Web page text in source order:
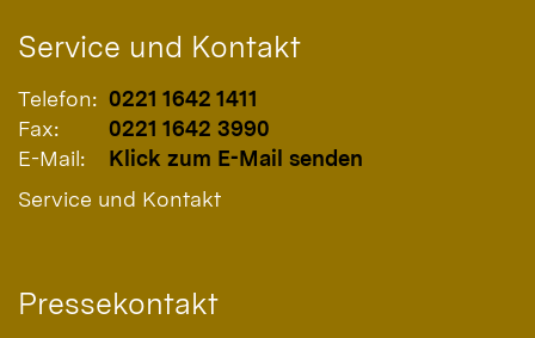
Service und Kontakt
Telefon: 0221 1642 1411
Fax:
0221 1642 3990
E-Mail:
Klick zum E-Mail senden
Service und Kontakt
Pressekontakt